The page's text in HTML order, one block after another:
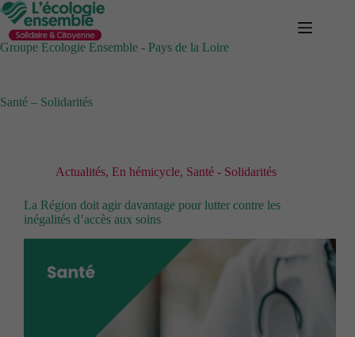
Passer
au
contenu
Groupe Ecologie Ensemble - Pays de la Loire
Santé – Solidarités
Actualités, En hémicycle, Santé - Solidarités
La Région doit agir davantage pour lutter contre les
inégalités d’accès aux soins